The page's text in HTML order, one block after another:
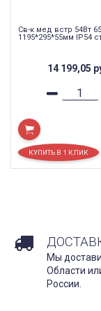
Св-к мед встр 54Вт
1195*295*55мм IP54
14 199,05
Мы
Области
России.